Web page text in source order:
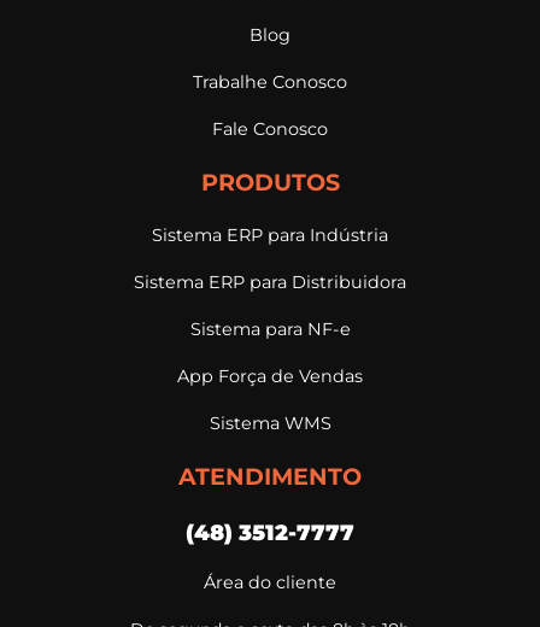
Blog
Trabalhe Conosco
Fale Conosco
PRODUTOS
Sistema ERP para Indústria
Sistema ERP para Distribuidora
Sistema para NF-e
App Força de Vendas
Sistema WMS
ATENDIMENTO
(48) 3512-7777
Área do cliente